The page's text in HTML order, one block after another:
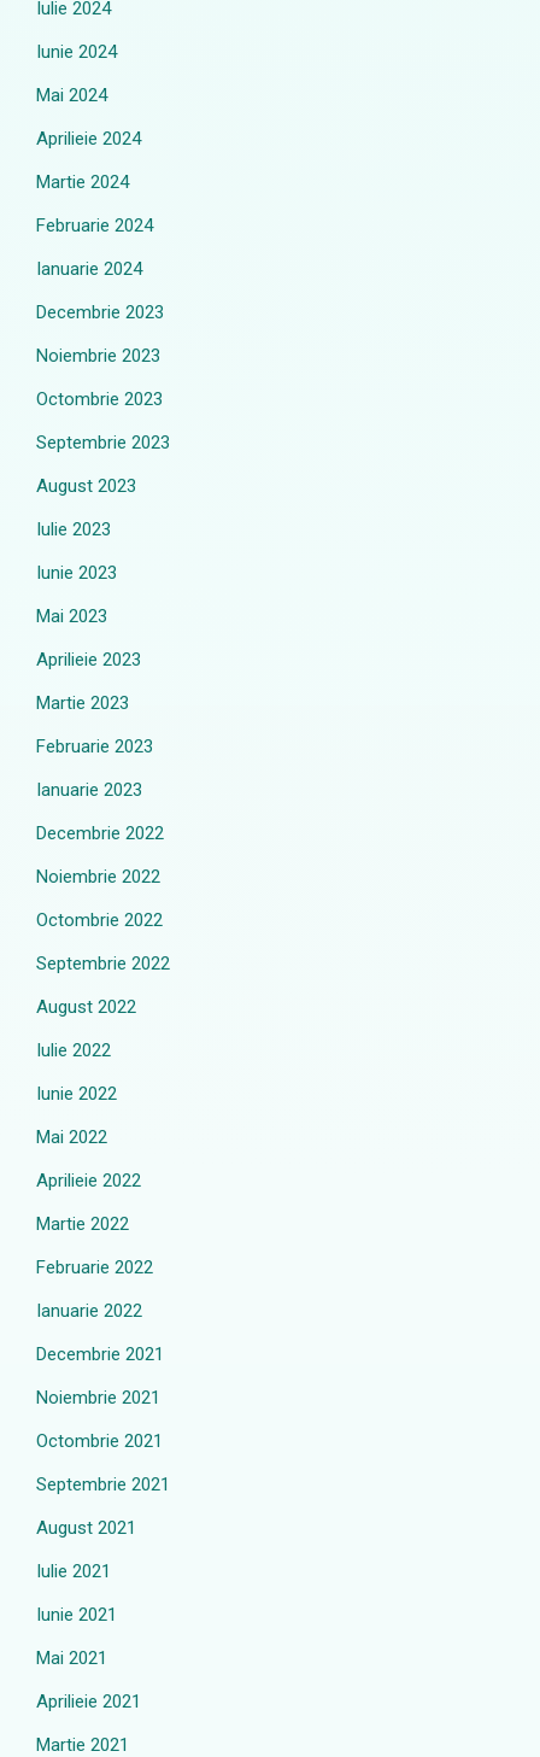
Iulie 2024
Iunie 2024
Mai 2024
Aprilieie 2024
Martie 2024
Februarie 2024
Ianuarie 2024
Decembrie 2023
Noiembrie 2023
Octombrie 2023
Septembrie 2023
August 2023
Iulie 2023
Iunie 2023
Mai 2023
Aprilieie 2023
Martie 2023
Februarie 2023
Ianuarie 2023
Decembrie 2022
Noiembrie 2022
Octombrie 2022
Septembrie 2022
August 2022
Iulie 2022
Iunie 2022
Mai 2022
Aprilieie 2022
Martie 2022
Februarie 2022
Ianuarie 2022
Decembrie 2021
Noiembrie 2021
Octombrie 2021
Septembrie 2021
August 2021
Iulie 2021
Iunie 2021
Mai 2021
Aprilieie 2021
Martie 2021